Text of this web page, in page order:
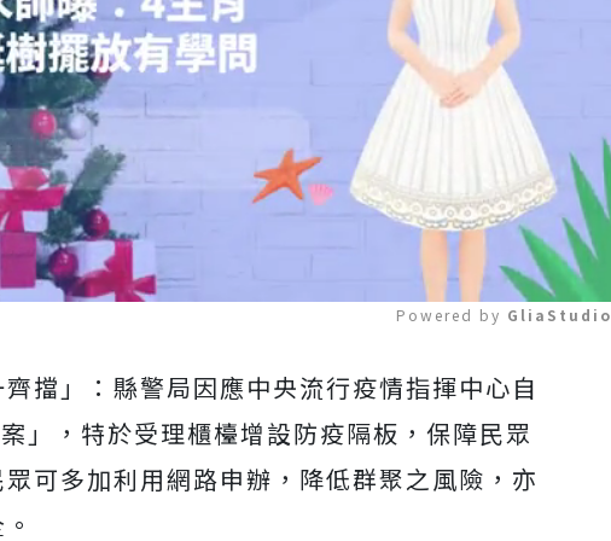
Mute
Powered by
擋」：縣警局因應中央流行疫情指揮中心自
」，特於受理櫃檯增設防疫隔板，保障民眾
可多加利用網路申辦，降低群聚之風險，亦